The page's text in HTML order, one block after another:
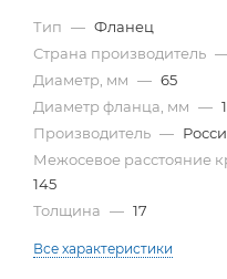
Тип — Фланец
Страна производитель
Диаметр, мм — 65
Диаметр фланца, мм —
Производитель —
Межосевое расстояние
145
Толщина — 17
Все характеристики